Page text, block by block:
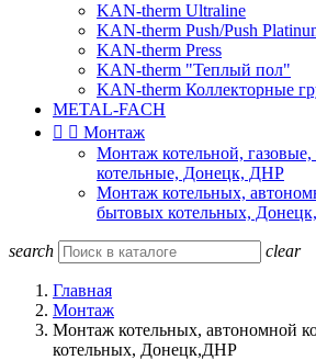
KAN-therm Ultraline
KAN-therm Push/Push
KAN-therm Press
KAN-therm "Теплый пол"
KAN-therm Коллекторные
METAL-FACH
  Монтаж
Монтаж котельной,
котельные, Донецк, ДНР
Монтаж котельных,
бытовых котельных,
search clear
Главная
Монтаж
Монтаж котельных, автономной
котельных, Донецк,ДНР